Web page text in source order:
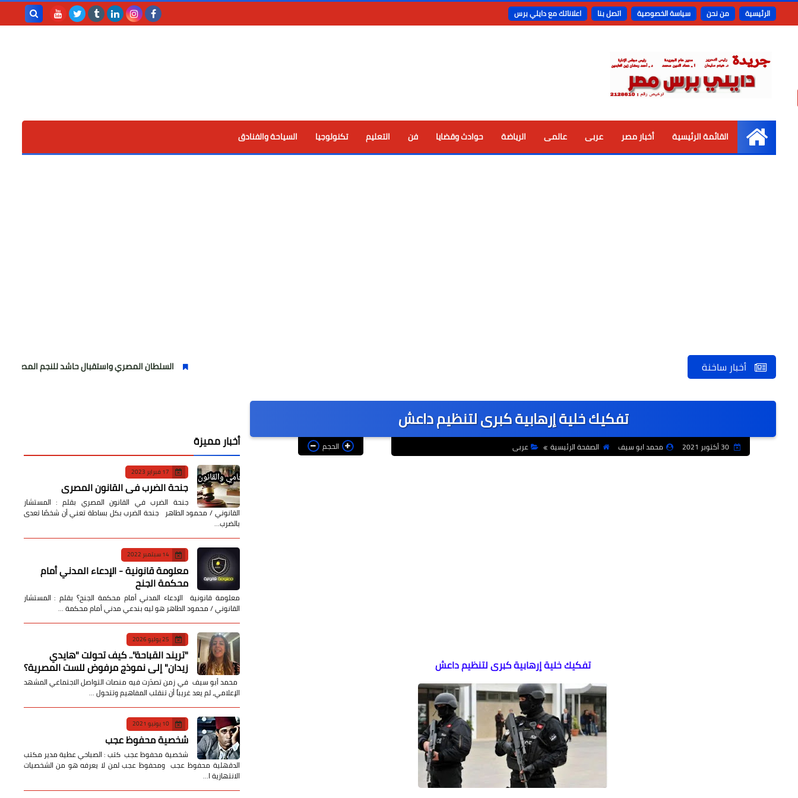
الرئيسية من نحن سياسة الخصوصية اتصل بنا اعلاناتك مع دايلي برس
الرئيسية
القائمة الرئيسية أخبار مصر عربى عالمى الرياضة حوادث وقضايا فن التعليم تكنولوجيا السياحة والفنادق
أخبار ساخنة السلطان المصري واستقبال حاشد للنجم المصري
تفكيك خلية إرهابية كبرى لتنظيم داعش
30 أكتوبر 2021 محمد ابو سيف الصفحة الرئيسية عربى الحجم
تفكيك خلية إرهابية كبرى لتنظيم داعش
أخبار مميزة
17 فبراير 2023
جنحة الضرب في القانون المصري
جنحة الضرب في القانون المصري بقلم : المستشار
القانوني / محمود الطاهر جنحة الضرب بكل بساطة تعني أن شخصًا تعدى
بالضرب…
14 سبتمبر 2022
معلومة قانونية - الإدعاء المدني أمام
محكمة الجنح
معلومة قانونية الإدعاء المدني أمام محكمة الجنح؟ بقلم : المستشار
القانوني / محمود الطاهر هو ليه بندعي مدني أمام محكمة …
25 يوليو 2026
​"تريند القباحة".. كيف تحولت "هايدي
زيدان" إلى نموذج مرفوض للست المصرية؟
​ محمد أبو سيف ​في زمن تصدّرت فيه منصات التواصل الاجتماعي المشهد
الإعلامي، لم يعد غريباً أن تنقلب المفاهيم وتتحول …
10 يونيو 2021
شخصية محفوظ عجب
شخصية محفوظ عجب كتب : الصباحي عطية مدير مكتب
الدقهلية محفوظ عجب ومحفوظ عجب لمن لا يعرفه هو من الشخصيات
الانتهازية ا…